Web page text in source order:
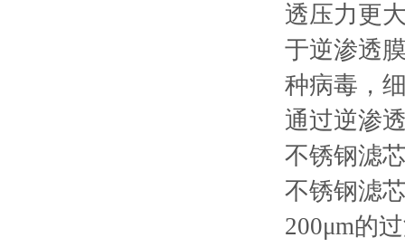
透压力更
于逆渗透
种病毒，
通过逆渗
不锈钢滤
不锈钢滤
200μm的